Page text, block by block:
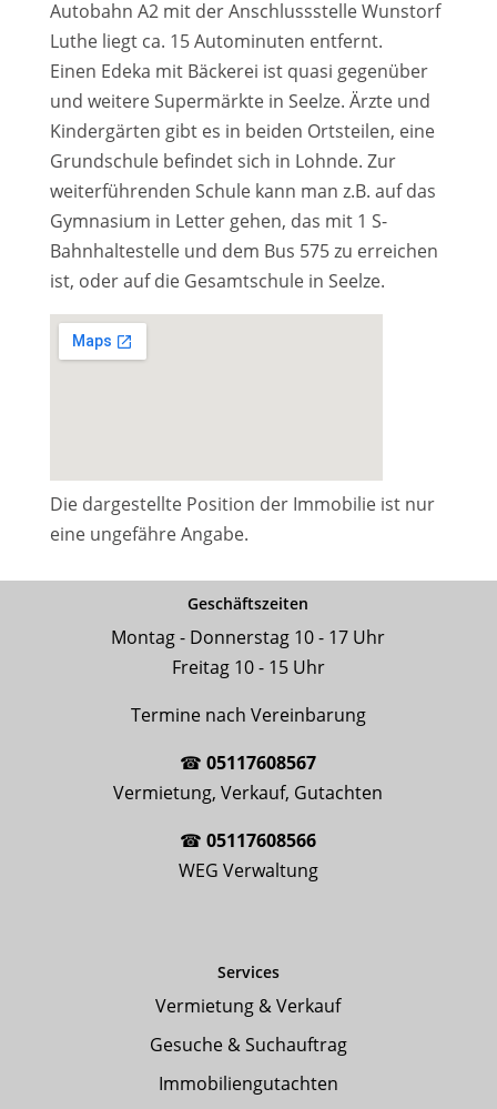
Autobahn A2 mit der Anschlussstelle Wunstorf
Luthe liegt ca. 15 Autominuten entfernt.
Einen Edeka mit Bäckerei ist quasi gegenüber
und weitere Supermärkte in Seelze. Ärzte und
Kindergärten gibt es in beiden Ortsteilen, eine
Grundschule befindet sich in Lohnde. Zur
weiterführenden Schule kann man z.B. auf das
Gymnasium in Letter gehen, das mit 1 S-
Bahnhaltestelle und dem Bus 575 zu erreichen
ist, oder auf die Gesamtschule in Seelze.
Die dargestellte Position der Immobilie ist nur
eine ungefähre Angabe.
Geschäftszeiten
Montag - Donnerstag 10 - 17 Uhr
Freitag 10 - 15 Uhr
Termine nach Vereinbarung
☎05117608567
Vermietung, Verkauf, Gutachten
☎05117608566
WEG Verwaltung
Services
Vermietung & Verkauf
Gesuche & Suchauftrag
Immobiliengutachten